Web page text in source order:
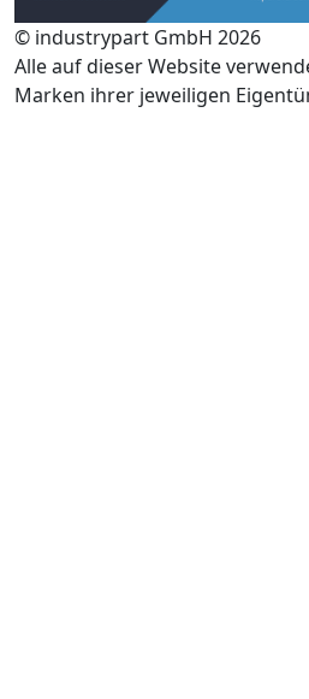
© industrypart GmbH 2026
Alle auf dieser Website
Marken ihrer jeweiligen